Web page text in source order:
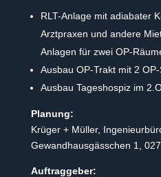
RLT-Anlage mit adiabater
Arztpraxen und andere
Anlagen für zwei OP-
Ausbau OP-Trakt mit 2
Ausbau Tageshospiz im
Planung:
Krüger + Müller,
Gewandhausgässchen 1,
Auftraggeber: